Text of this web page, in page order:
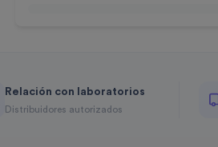
Relación con laboratorios
Distribuidores autorizados